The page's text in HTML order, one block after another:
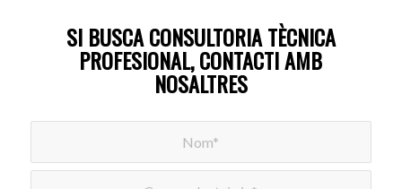
SI BUSCA CONSULTORIA TÈCNICA
PROFESIONAL, CONTACTI AMB
NOSALTRES